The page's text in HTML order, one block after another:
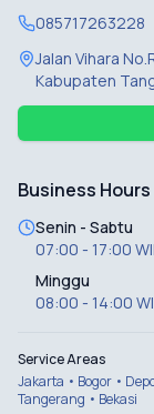
085717263228
Jalan Vihara
Kabupaten
Business Hours
Senin - Sabtu
07:00 - 17:00
Minggu
08:00 - 14:00
Service Areas
Jakarta • Bogor •
Tangerang • Bekasi